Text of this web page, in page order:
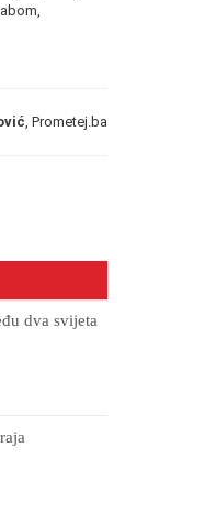
, Prometej.ba
dva svijeta